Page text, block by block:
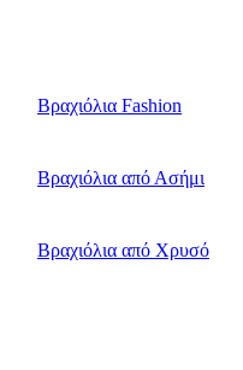
Βραχιόλια Fashion
Βραχιόλια από Ασήμι
Βραχιόλια από Χρυσό